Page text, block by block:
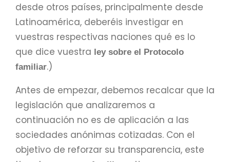
desde otros países, principalmente desde
Latinoamérica, deberéis investigar en
vuestras respectivas naciones qué es lo
que dice vuestra ley sobre el Protocolo
familiar.)
Antes de empezar, debemos recalcar que la
legislación que analizaremos a
continuación no es de aplicación a las
sociedades anónimas cotizadas. Con el
objetivo de reforzar su transparencia, este